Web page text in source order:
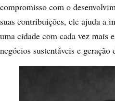
compromisso com o
suas contribuições, ele ajuda a
uma cidade com cada vez mais
negócios sustentáveis e geração